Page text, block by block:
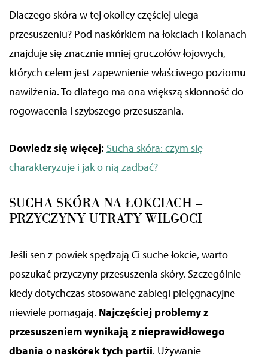
Dlaczego skóra w tej okolicy częściej ulega
przesuszeniu? Pod naskórkiem na łokciach i kolanach
znajduje się znacznie mniej gruczołów łojowych,
których celem jest zapewnienie właściwego poziomu
nawilżenia. To dlatego ma ona większą skłonność do
rogowacenia i szybszego przesuszania.
Dowiedz się więcej: Sucha skóra: czym się
charakteryzuje i jak o nią zadbać?
SUCHA SKÓRA NA ŁOKCIACH –
PRZYCZYNY UTRATY WILGOCI
Jeśli sen z powiek spędzają Ci suche łokcie, warto
poszukać przyczynyprzesuszenia skóry. Szczególnie
kiedy dotychczas stosowane zabiegi pielęgnacyjne
niewiele pomagają. Najczęściej problemy z
przesuszeniem wynikają z nieprawidłowego
dbania o naskórek tych partii. Używanie